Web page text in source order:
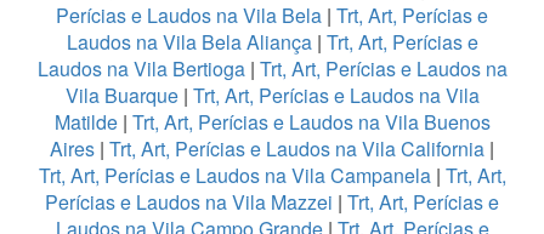
Perícias e Laudos na Vila Bela | Trt, Art, Perícias e
Laudos na Vila Bela Aliança| Trt, Art, Perícias e
Laudos na Vila Bertioga| Trt, Art, Perícias e Laudos na
Vila Buarque| Trt, Art, Perícias e Laudos na Vila
Matilde| Trt, Art, Perícias e Laudos na Vila Buenos
Aires | Trt, Art, Perícias e Laudos na Vila California |
Trt, Art, Perícias e Laudos na Vila Campanela| Trt, Art,
Perícias e Laudos na Vila Mazzei | Trt, Art, Perícias e